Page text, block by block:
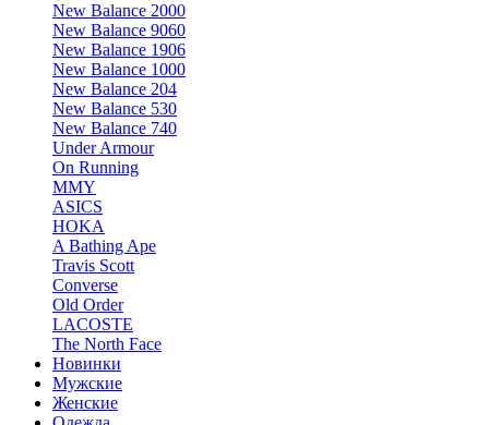
New Balance 2000
New Balance 9060
New Balance 1906
New Balance 1000
New Balance 204
New Balance 530
New Balance 740
Under Armour
On Running
MMY
ASICS
HOKA
A Bathing Ape
Travis Scott
Converse
Old Order
LACOSTE
The North Face
Новинки
Мужские
Женские